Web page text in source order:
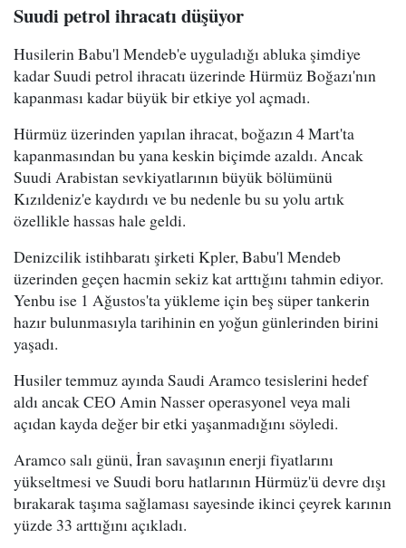
Suudi petrol ihracatı düşüyor
Husilerin Babu'l Mendeb'e uyguladığı abluka şimdiye
kadar Suudi petrol ihracatı üzerinde Hürmüz Boğazı'nın
kapanması kadar büyük bir etkiye yol açmadı.
Hürmüz üzerinden yapılan ihracat, boğazın 4 Mart'ta
kapanmasından bu yana keskin biçimde azaldı. Ancak
Suudi Arabistan sevkiyatlarının büyük bölümünü
Kızıldeniz'e kaydırdı ve bu nedenle bu su yolu artık
özellikle hassas hale geldi.
Denizcilik istihbaratı şirketi Kpler, Babu'l Mendeb
üzerinden geçen hacmin sekiz kat arttığını tahmin ediyor.
Yenbu ise 1 Ağustos'ta yükleme için beş süper tankerin
hazır bulunmasıyla tarihinin en yoğun günlerinden birini
yaşadı.
Husiler temmuz ayında Saudi Aramco tesislerini hedef
aldı ancak CEO Amin Nasser operasyonel veya mali
açıdan kayda değer bir etki yaşanmadığını söyledi.
Aramco salı günü, İran savaşının enerji fiyatlarını
yükseltmesi ve Suudi boru hatlarının Hürmüz'ü devre dışı
bırakarak taşıma sağlaması sayesinde ikinci çeyrek karının
yüzde 33 arttığını açıkladı.